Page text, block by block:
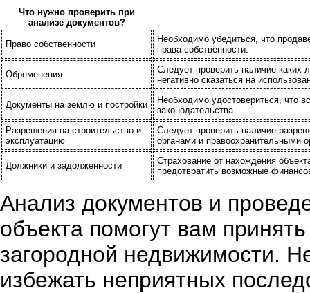
Что нужно проверить при
анализе документов?
Право собственности
Необходимо убедиться, что
права собственности.
Обременения
Следует проверить наличие каких-
негативно сказаться на
Документы на землю и постройки
Необходимо удостовериться, что
законодательства.
Разрешения на строительство и
эксплуатацию
Следует проверить наличие
органами и правоохранительными
Должники и задолженности
Страхование от нахождения
предотвратить возможные
Анализ документов и
объекта помогут вам
загородной недвижимости.
избежать неприятных